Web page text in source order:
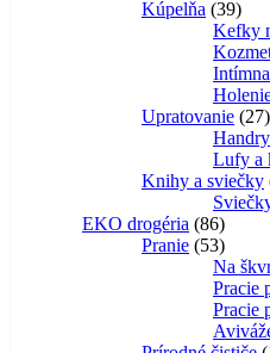
Kúpelňa 3939
Kefky
Upratovanie 27
Lufy a
Knihy a sviečky
EKO drogéria 8686
Pranie 5353
Na
Pracie
Pracie